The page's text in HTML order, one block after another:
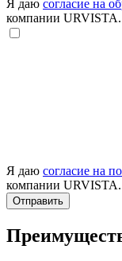
Я даю согласие на
компании URVISTA.
Я даю согласие на
компании URVISTA.
Отправить